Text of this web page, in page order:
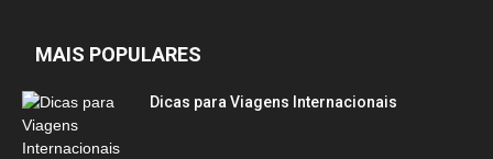
MAIS POPULARES
Dicas para Viagens Internacionais